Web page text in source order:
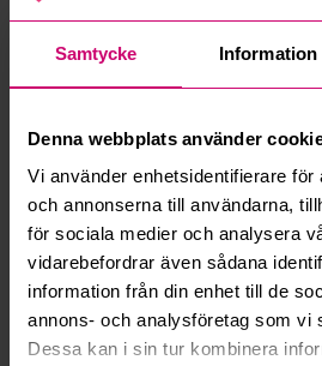
Samtycke Information
Denna webbplats använder
Vi använder enhetsidentifierare för
och annonserna till användarna,
för sociala medier och analysera
vidarebefordrar även sådana
information från din enhet till de
annons- och analysföretag som vi
Dessa kan i sin tur kombinera
Vad är ett reservationspris?
Hur fungerar maxbud?
Hur fungerar budmotorn?
Kan jag ångra ett bud?
Kan ni frakta mina vunna objekt?
Läs fler frågor